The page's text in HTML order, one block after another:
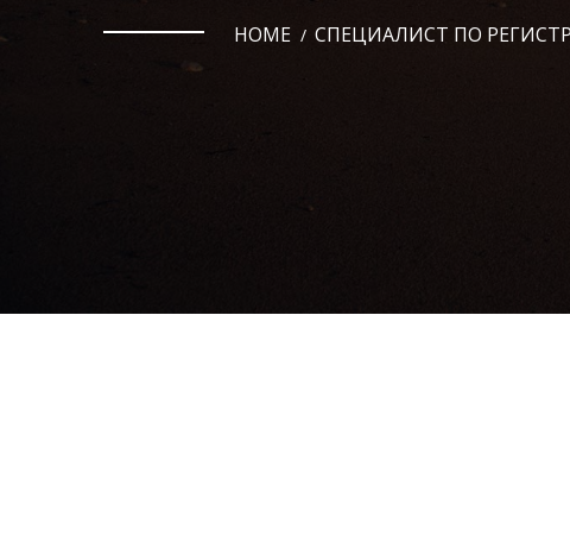
HOME СПЕЦИАЛИСТ ПО